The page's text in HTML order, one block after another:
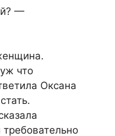
—
что
Оксана